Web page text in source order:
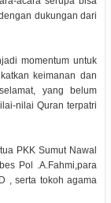
dukungan dari
momentum untuk
keimanan dan
yang belum
nilai Quran terpatri
PKK Sumut Nawal
Pol .A.Fahmi,para
, serta tokoh agama